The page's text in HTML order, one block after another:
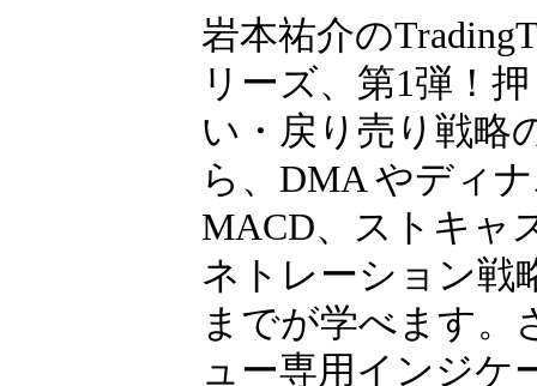
ウィザードブ
ト上で再現する
岩本祐介の
リーズ、第1弾！
い・戻り売り戦略
ら、DMA やディ
MACD、ストキャ